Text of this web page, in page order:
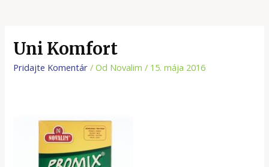
Uni Komfort
Pridajte Komentár / Od Novalim/ 15. mája 2016